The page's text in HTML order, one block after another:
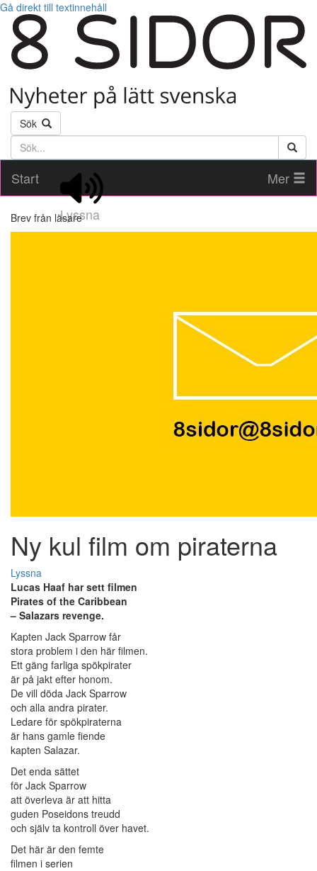
Gå direkt till textinnehåll
Sök
Söktext
Start
Lyssna
Mer
Brev från läsare
Ny kul film om piraterna
Lyssna
Lucas Haaf har sett filmen
Pirates of the Caribbean
– Salazars revenge.
Kapten Jack Sparrow får
stora problem i den här filmen.
Ett gäng farliga spökpirater
är på jakt efter honom.
De vill döda Jack Sparrow
och alla andra pirater.
Ledare för spökpiraterna
är hans gamle fiende
kapten Salazar.
Det enda sättet
för Jack Sparrow
att överleva är att hitta
guden Poseidons treudd
och själv ta kontroll över havet.
Det här är den femte
filmen i serien